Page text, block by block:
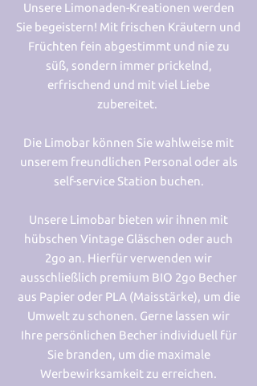
Unsere Limonaden-Kreationen werden
Sie begeistern! Mit frischen Kräutern und
Früchten fein abgestimmt und nie zu
süß, sondern immer prickelnd,
erfrischend und mit viel Liebe
zubereitet.
Die Limobar können Sie wahlweise mit
unserem freundlichen Personal oder als
self-service Station buchen.
Unsere Limobar bieten wir ihnen mit
hübschen Vintage Gläschen oder auch
2go an. Hierfür verwenden wir
ausschließlich premium BIO 2go Becher
aus Papier oder PLA (Maisstärke), um die
Umwelt zu schonen. Gerne lassen wir
Ihre persönlichen Becher individuell für
Sie branden, um die maximale
Werbewirksamkeit zu erreichen.